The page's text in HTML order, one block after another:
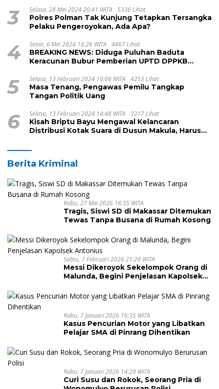
3 Selasa, 28 Mei 2024 20:41 WITA 5336 Lihat
Polres Polman Tak Kunjung Tetapkan Tersangka
Pelaku Pengeroyokan, Ada Apa?
4 Senin, 6 Mei 2024 18:26 WITA 4467 Lihat
BREAKING NEWS: Diduga Puluhan Baduta
Keracunan Bubur Pemberian UPTD DPPKB
5 Selasa, 13 Februari 2024 10:08 WITA 4253 Lihat
Masa Tenang, Pengawas Pemilu Tangkap
Tangan Politik Uang
6 Selasa, 13 Februari 2024 14:48 WITA 3217 Lihat
Kisah Briptu Bayu Mengawal Kelancaran
Distribusi Kotak Suara di Dusun Makula, Harus
Berita Kriminal
Rabu, 27 Mei 2026 16:35 WITA
Tragis, Siswi SD di Makassar Ditemukan
Tewas Tanpa Busana di Rumah Kosong
Sabtu, 7 Februari 2026 21:20 WITA
Messi Dikeroyok Sekelompok Orang di
Malunda, Begini Penjelasan Kapolsek
Rabu, 7 Januari 2026 16:35 WITA
Kasus Pencurian Motor yang Libatkan
Pelajar SMA di Pinrang Dihentikan
Rabu, 7 Januari 2026 14:29 WITA
Curi Susu dan Rokok, Seorang Pria di